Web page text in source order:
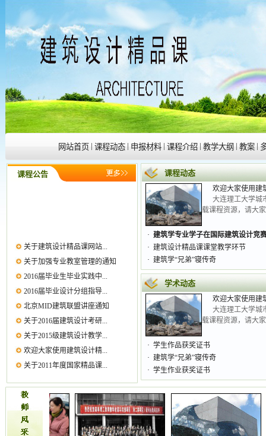
网站首页 | 课程动态 | 申报材料 | 课程介绍 | 教学大纲 | 教案 |
课程公告
关于建筑设计精品课网站...
关于加强专业教室管理的通知
2016届毕业生毕业实践中...
2016届毕业设计分组指导...
北京MID建筑联盟讲座通知
关于2016届建筑设计考研...
欢迎大家使用建筑设计精...
关于2011年度国家精品课...
课程动态
欢迎大家使用建
大连理工大学城
载课程资源，请大
· 建筑学专业学子在国际建筑设计竞
· 建筑设计精品课课堂教学环节
· 建筑学“兄弟”寝传奇
学术动态
欢迎大家使用建
大连理工大学城
载课程资源，请大
· 学生作品获奖证书
· 建筑学“兄弟”寝传奇
· 学生作业获奖证书